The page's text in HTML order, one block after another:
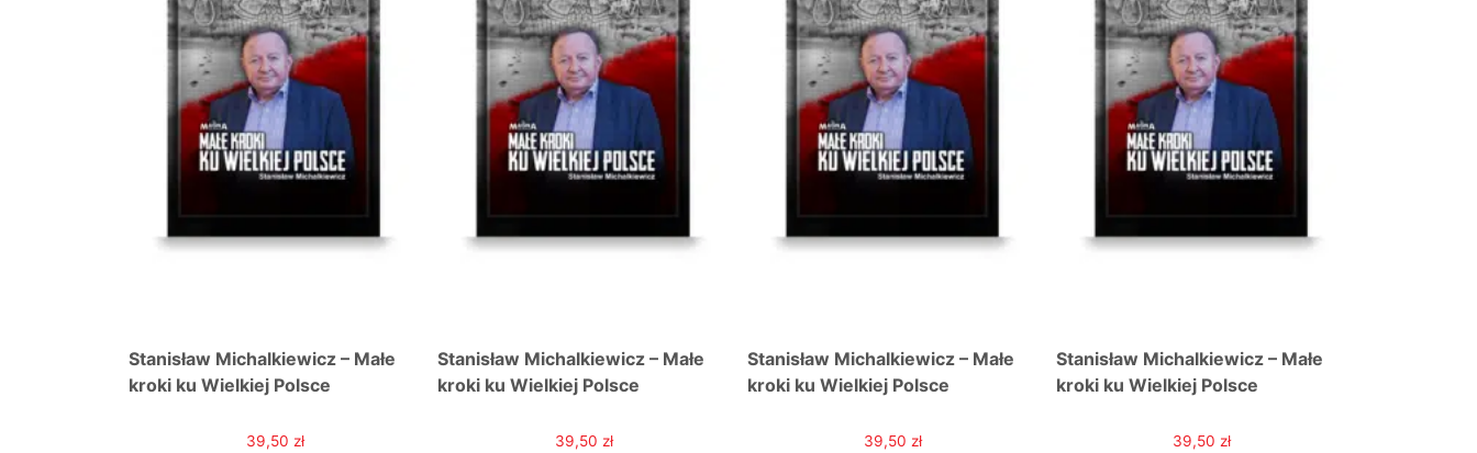
Stanisław Michalkiewicz – Małe
kroki ku Wielkiej Polsce
39,50 zł
Stanisław Michalkiewicz – Małe
kroki ku Wielkiej Polsce
39,50 zł
Stanisław Michalkiewicz – Małe
kroki ku Wielkiej Polsce
39,50zł
Stanisław Michalkiewicz – Małe
kroki ku Wielkiej Polsce
39,50zł